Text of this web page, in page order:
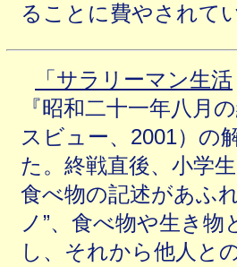
ることに費やされて
「サラリーマン生活
『昭和二十一年八月
スビュー、2001）の
た。終戦直後、小学
食べ物の記述があふ
ノ”、食べ物や生き
し、それから他人と